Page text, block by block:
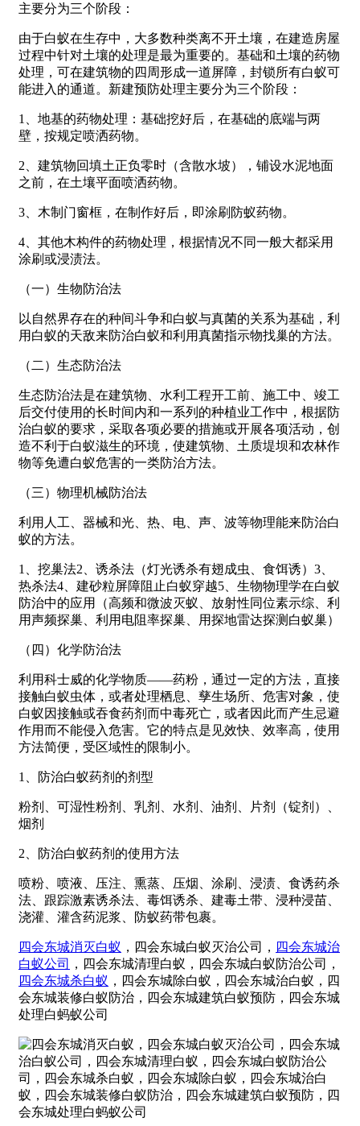
主要分为三个阶段：
由于白蚁在生存中，大多数种类离不开土壤，在建造房屋
过程中针对土壤的处理是最为重要的。基础和土壤的药物
处理，可在建筑物的四周形成一道屏障，封锁所有白蚁可
能进入的通道。新建预防处理主要分为三个阶段：
1、地基的药物处理：基础挖好后，在基础的底端与两
壁，按规定喷洒药物。
2、建筑物回填土正负零时（含散水坡），铺设水泥地面
之前，在土壤平面喷洒药物。
3、木制门窗框，在制作好后，即涂刷防蚁药物。
4、其他木构件的药物处理，根据情况不同一般大都采用
涂刷或浸渍法。
（一）生物防治法
以自然界存在的种间斗争和白蚁与真菌的关系为基础，利
用白蚁的天敌来防治白蚁和利用真菌指示物找巢的方法。
（二）生态防治法
生态防治法是在建筑物、水利工程开工前、施工中、竣工
后交付使用的长时间内和一系列的种植业工作中，根据防
治白蚁的要求，采取各项必要的措施或开展各项活动，创
造不利于白蚁滋生的环境，使建筑物、土质堤坝和农林作
物等免遭白蚁危害的一类防治方法。
（三）物理机械防治法
利用人工、器械和光、热、电、声、波等物理能来防治白
蚁的方法。
1、挖巢法2、诱杀法（灯光诱杀有翅成虫、食饵诱）3、
热杀法4、建砂粒屏障阻止白蚁穿越5、生物物理学在白蚁
防治中的应用（高频和微波灭蚁、放射性同位素示综、利
用声频探巢、利用电阻率探巢、用探地雷达探测白蚁巢）
（四）化学防治法
利用科士威的化学物质——药粉，通过一定的方法，直接
接触白蚁虫体，或者处理栖息、孳生场所、危害对象，使
白蚁因接触或吞食药剂而中毒死亡，或者因此而产生忌避
作用而不能侵入危害。它的特点是见效快、效率高，使用
方法简便，受区域性的限制小。
1、防治白蚁药剂的剂型
粉剂、可湿性粉剂、乳剂、水剂、油剂、片剂（锭剂）、
烟剂
2、防治白蚁药剂的使用方法
喷粉、喷液、压注、熏蒸、压烟、涂刷、浸渍、食诱药杀
法、跟踪激素诱杀法、毒饵诱杀、建毒土带、浸种浸苗、
浇灌、灌含药泥浆、防蚁药带包裹。
四会东城消灭白蚁 ，四会东城白蚁灭治公司， 四会东城治
白蚁公司
，四会东城清理白蚁，四会东城白蚁防治公司，
四会东城杀白蚁 ，四会东城除白蚁，四会东城治白蚁，四
会东城装修白蚁防治，四会东城建筑白蚁预防，四会东城
处理白蚂蚁公司